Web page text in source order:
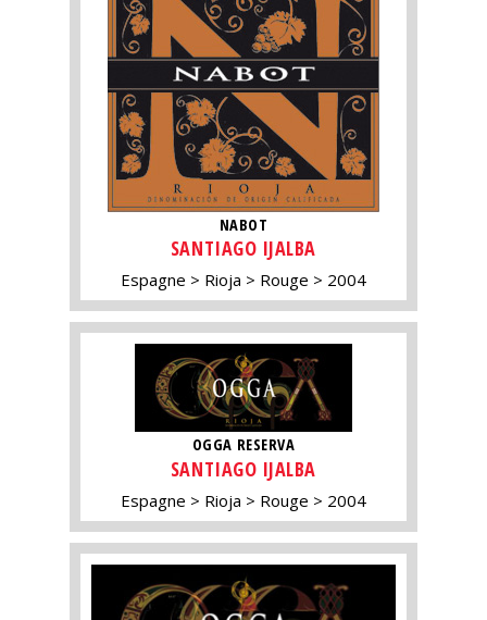
NABOT
SANTIAGO IJALBA
Espagne Rioja Rouge 2004
OGGA RESERVA
SANTIAGO IJALBA
Espagne Rioja Rouge 2004